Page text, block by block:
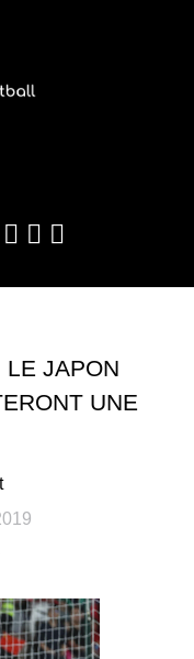
LE JAPON
UNE